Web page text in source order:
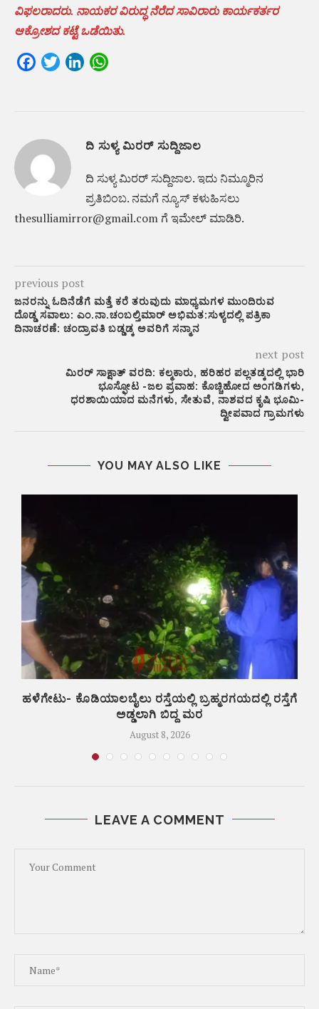
ವಿಫಲರಾದರು. ನಾಯಕರ ವಿರುದ್ಧ ನೆರೆದ ಸಾವಿರಾರು ಕಾರ್ಯಕರ್ತರ
ಆಕ್ರೋಶದ ಕಟ್ಟೆ ಒಡೆಯಿತು.
FacebookTwitterLinkedIn
ದಿ ಸುಳ್ಯ ಮಿರರ್ ಸುದ್ದಿಜಾಲ
ದಿ ಸುಳ್ಯ ಮಿರರ್‌ ಸುದ್ದಿಜಾಲ. ಇದು ನಿಮ್ಮೂರಿನ
ಪ್ರತಿಬಿಂಬ. ನಮಗೆ ನ್ಯೂಸ್‌ ಕಳುಹಿಸಲು
thesulliamirror@gmail.com ಗೆ ಇಮೇಲ್ ಮಾಡಿರಿ.
previous post
ಜನರನ್ನು ಓದಿನೆಡೆಗೆ ಮತ್ತೆ ಕರೆ ತರುವುದು ಮಾಧ್ಯಮಗಳ ಮುಂದಿರುವ
ದೊಡ್ಡ ಸವಾಲು: ಎಂ.ನಾ.ಚಂಬಲ್ತಿಮಾರ್ ಅಭಿಮತ:ಸುಳ್ಯದಲ್ಲಿ ಪತ್ರಿಕಾ
ದಿನಾಚರಣೆ: ಚಂದ್ರಾವತಿ ಬಡ್ಡಡ್ಕ ಅವರಿಗೆ ಸನ್ಮಾನ
next post
ಮಿರರ್ ಸಾಕ್ಷಾತ್ ವರದಿ: ಕಲ್ಮಕಾರು, ಹರಿಹರ ಪಲ್ಲತಡ್ಕದಲ್ಲಿ ಭಾರಿ
ಭೂಸ್ಫೋಟ -ಜಲ ಪ್ರವಾಹ: ಕೊಚ್ಚಿಹೋದ ಅಂಗಡಿಗಳು,
ಧರಶಾಯಿಯಾದ ಮನೆಗಳು, ಸೇತುವೆ, ನಾಶವದ ಕೃಷಿ ಭೂಮಿ-
ದ್ವೀಪವಾದ ಗ್ರಾಮಗಳು
YOU MAY ALSO LIKE
ಹಳೆಗೇಟು- ಕೊಡಿಯಾಲಬೈಲು ರಸ್ತೆಯಲ್ಲಿ ಬ್ರಹ್ಮರಗಯದಲ್ಲಿ ರಸ್ತೆಗೆ
ಅಡ್ಡಲಾಗಿ ಬಿದ್ದ ಮರ
August 8, 2026
LEAVE A COMMENT